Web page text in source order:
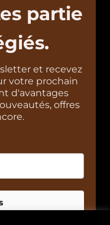
partie
et recevez
votre prochain
d'avantages
offres